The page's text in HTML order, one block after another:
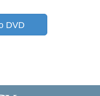
DVD